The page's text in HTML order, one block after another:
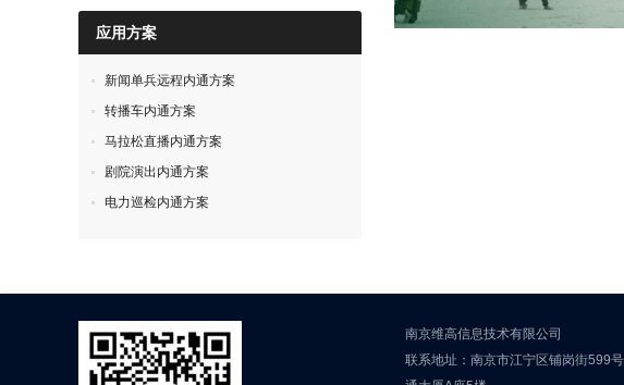
应用方案
新闻单兵远程内通方案
转播车内通方案
马拉松直播内通方案
剧院演出内通方案
电力巡检内通方案
南京维高信息技术有限公司
联系地址：南京市江宁区铺岗街599